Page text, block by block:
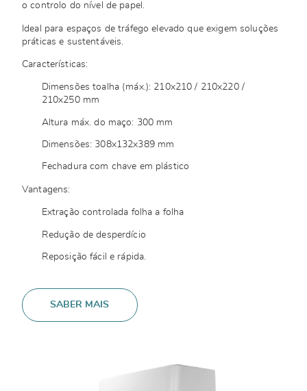
o controlo do nível de papel.
Ideal para espaços de tráfego elevado que exigem soluções
práticas e sustentáveis.
Características:
Dimensões toalha (máx.): 210x210 / 210x220 /
210x250 mm
Altura máx. do maço: 300 mm
Dimensões: 308x132x389 mm
Fechadura com chave em plástico
Vantagens:
Extração controlada folha a folha
Redução de desperdício
Reposição fácil e rápida.
SABER MAIS